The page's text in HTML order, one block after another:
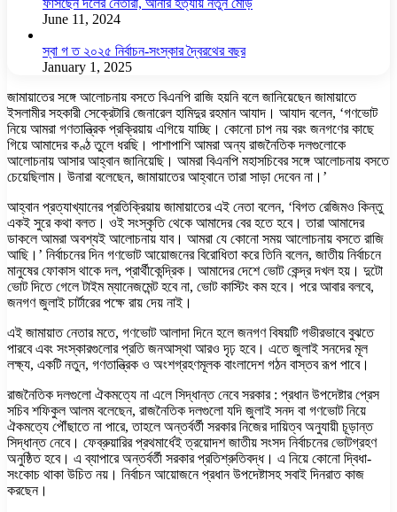
ফাঁসছেন দলের নেতারা, আনার হত্যায় নতুন মোড়
June 11, 2024
স্বা গ ত ২০২৫ নির্বাচন-সংস্কার দ্বৈরথের বছর
January 1, 2025
জামায়াতের সঙ্গে আলোচনায় বসতে বিএনপি রাজি হয়নি বলে জানিয়েছেন জামায়াতে
ইসলামীর সহকারী সেক্রেটারি জেনারেল হামিদুর রহমান আযাদ। আযাদ বলেন, ‘গণভোট
নিয়ে আমরা গণতান্ত্রিক প্রক্রিয়ায় এগিয়ে যাচ্ছি। কোনো চাপ নয় বরং জনগণের কাছে
গিয়ে আমাদের কণ্ঠ তুলে ধরছি। পাশাপাশি আমরা অন্য রাজনৈতিক দলগুলোকে
আলোচনায় আসার আহ্বান জানিয়েছি। আমরা বিএনপি মহাসচিবের সঙ্গে আলোচনায় বসতে
চেয়েছিলাম। উনারা বলেছেন, জামায়াতের আহ্বানে তারা সাড়া দেবেন না।’
আহ্বান প্রত্যাখ্যানের প্রতিক্রিয়ায় জামায়াতের এই নেতা বলেন, ‘বিগত রেজিমও কিন্তু
একই সুরে কথা বলত। ওই সংস্কৃতি থেকে আমাদের বের হতে হবে। তারা আমাদের
ডাকলে আমরা অবশ্যই আলোচনায় যাব। আমরা যে কোনো সময় আলোচনায় বসতে রাজি
আছি।’ নির্বাচনের দিন গণভোট আয়োজনের বিরোধিতা করে তিনি বলেন, জাতীয় নির্বাচনে
মানুষের ফোকাস থাকে দল, প্রার্থীকেন্দ্রিক। আমাদের দেশে ভোট কেন্দ্র দখল হয়। দুটো
ভোট দিতে গেলে টাইম ম্যানেজমেন্ট হবে না, ভোট কাস্টিং কম হবে। পরে আবার বলবে,
জনগণ জুলাই চার্টারের পক্ষে রায় দেয় নাই।
এই জামায়াত নেতার মতে, গণভোট আলাদা দিনে হলে জনগণ বিষয়টি গভীরভাবে বুঝতে
পারবে এবং সংস্কারগুলোর প্রতি জনআস্থা আরও দৃঢ় হবে। এতে জুলাই সনদের মূল
লক্ষ্য, একটি নতুন, গণতান্ত্রিক ও অংশগ্রহণমূলক বাংলাদেশ গঠন বাস্তব রূপ পাবে।
রাজনৈতিক দলগুলো ঐকমত্যে না এলে সিদ্ধান্ত নেবে সরকার : প্রধান উপদেষ্টার প্রেস
সচিব শফিকুল আলম বলেছেন, রাজনৈতিক দলগুলো যদি জুলাই সনদ বা গণভোট নিয়ে
ঐকমত্যে পৌঁছাতে না পারে, তাহলে অন্তর্বর্তী সরকার নিজের দায়িত্ব অনুযায়ী চূড়ান্ত
সিদ্ধান্ত নেবে। ফেব্রুয়ারির প্রথমার্ধেই ত্রয়োদশ জাতীয় সংসদ নির্বাচনের ভোটগ্রহণ
অনুষ্ঠিত হবে। এ ব্যাপারে অন্তর্বর্তী সরকার প্রতিশ্রুতিবদ্ধ। এ নিয়ে কোনো দ্বিধা-
সংকোচ থাকা উচিত নয়। নির্বাচন আয়োজনে প্রধান উপদেষ্টাসহ সবাই দিনরাত কাজ
করছেন।